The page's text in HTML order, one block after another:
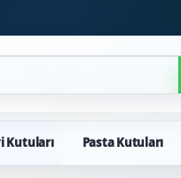
Kutuları Pasta Kutuları